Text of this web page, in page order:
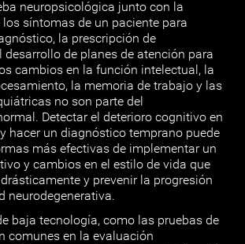
neuropsicológica junto con la
síntomas de un paciente para
la prescripción de
desarrollo de planes de atención para
cambios en la función intelectual, la
la memoria de trabajo y las
no son parte del
Detectar el deterioro cognitivo en
hacer un diagnóstico temprano puede
más efectivas de implementar un
y cambios en el estilo de vida que
y prevenir la progresión
neurodegenerativa.
baja tecnología, como las pruebas de
comunes en la evaluación